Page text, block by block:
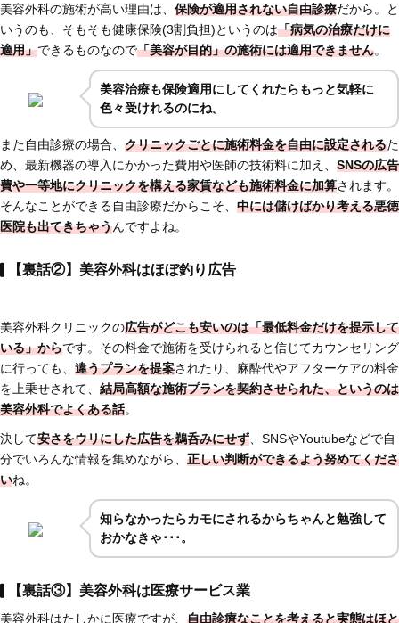
美容外科の施術が高い理由は、 保険が適用されない自由診療だから。と
いうのも、そもそも健康保険(3割負担)というのは「病気の治療だけに
適用」できるものなので「美容が目的」の施術には適用できません。
美容治療も保険適用にしてくれたらもっと気軽に
色々受けれるのにね。
また自由診療の場合、 クリニックごとに施術料金を自由に設定されるた
め、最新機器の導入にかかった費用や医師の技術料に加え、 SNSの広告
費や一等地にクリニックを構える家賃なども施術料金に加算されます。
そんなことができる自由診療だからこそ、 中には儲けばかり考える悪徳
医院も出てきちゃうんですよね。
【裏話②】美容外科はほぼ釣り広告
美容外科クリニックの広告がどこも安いのは「最低料金だけを提示して
いる」からです。その料金で施術を受けられると信じてカウンセリング
に行っても、 違うプランを提案されたり、麻酔代やアフターケアの料金
を上乗せされて、 結局高額な施術プランを契約させられた、というのは
美容外科でよくある話。
決して安さをウリにした広告を鵜呑みにせず 、SNSやYoutubeなどで自
分でいろんな情報を集めながら、 正しい判断ができるよう努めてくださ
いね。
知らなかったらカモにされるからちゃんと勉強して
おかなきゃ･･･。
【裏話③】美容外科は医療サービス業
美容外科はたしかに医療ですが、 自由診療なことを考えると実態はほと